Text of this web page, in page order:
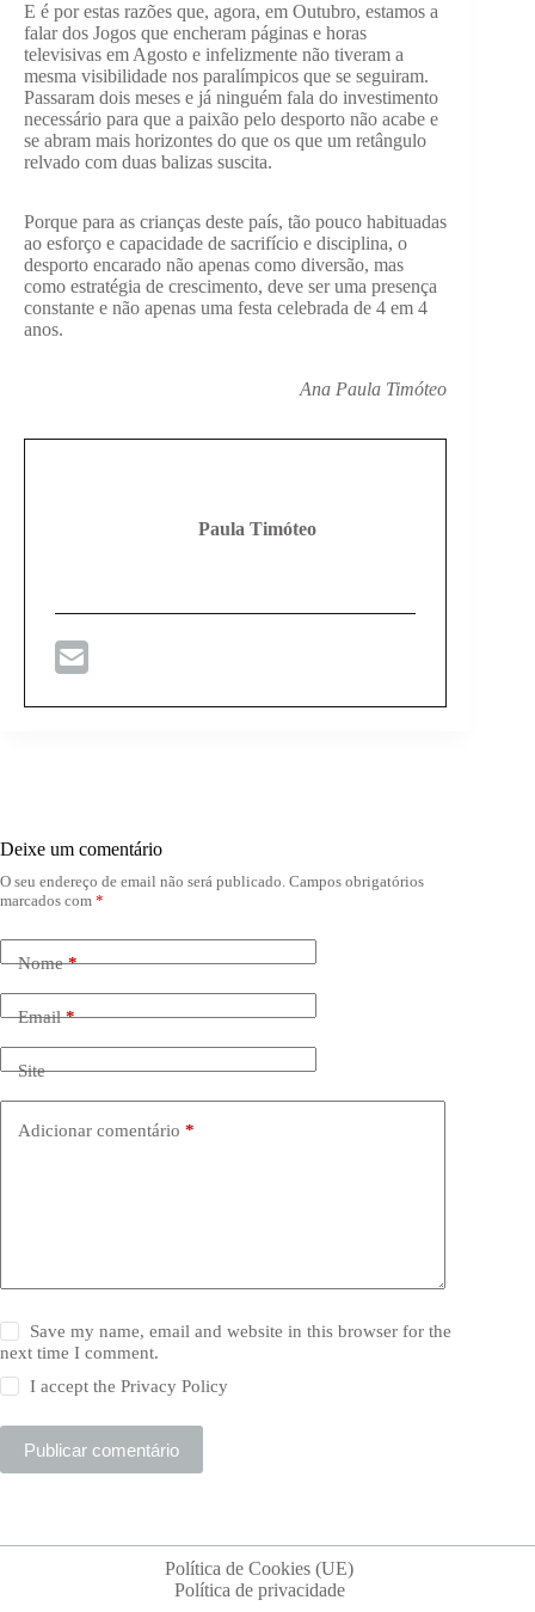
E é por estas razões que, agora, em Outubro, estamos a
falar dos Jogos que encheram páginas e horas
televisivas em Agosto e infelizmente não tiveram a
mesma visibilidade nos paralímpicos que se seguiram.
Passaram dois meses e já ninguém fala do investimento
necessário para que a paixão pelo desporto não acabe e
se abram mais horizontes do que os que um retângulo
relvado com duas balizas suscita.
Porque para as crianças deste país, tão pouco habituadas
ao esforço e capacidade de sacrifício e disciplina, o
desporto encarado não apenas como diversão, mas
como estratégia de crescimento, deve ser uma presença
constante e não apenas uma festa celebrada de 4 em 4
anos.
Ana Paula Timóteo
Paula Timóteo
Deixe um comentário
O seu endereço de email não será publicado. Campos obrigatórios
marcados com *
Nome*
Email*
Site
Adicionar comentário *
Save my name, email and website in this browser for the
next time I comment.
I accept thePrivacy Policy
Publicar comentário
Política de Cookies (UE)
Política de privacidade